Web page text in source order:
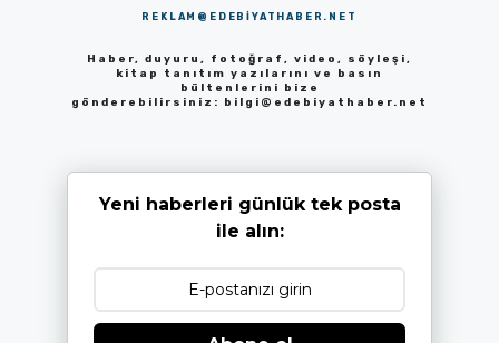
REKLAM@EDEBIYATHABER.NET
Haber, duyuru, fotoğraf, video, söyleşi,
kitap tanıtım yazılarını ve basın
bültenlerini bize
gönderebilirsiniz: bilgi@edebiyathaber.net
Yeni haberleri günlük tek posta
ile alın: